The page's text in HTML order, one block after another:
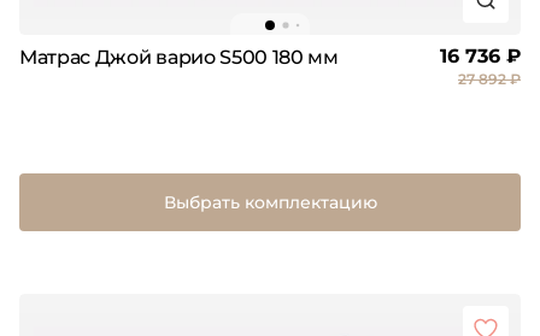
Матрас Джой варио S500 180 мм 16 736 ₽
27 892 ₽
Выбрать комплектацию